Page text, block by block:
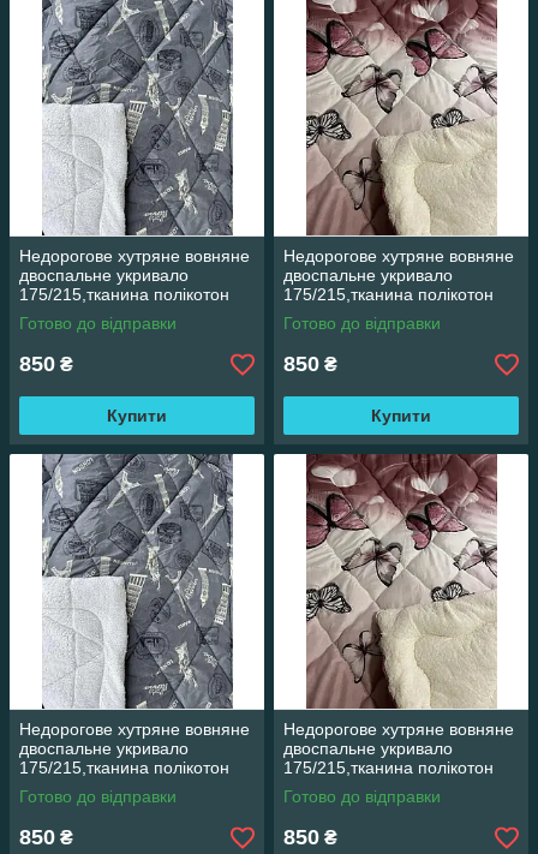
Недорогове хутряне вовняне
двоспальне укривало
175/215,тканина полікотон
Готово до відправки
850 ₴
Купити
Недорогове хутряне вовняне
двоспальне укривало
175/215,тканина полікотон
Готово до відправки
850 ₴
Купити
Недорогове хутряне вовняне
двоспальне укривало
175/215,тканина полікотон
Готово до відправки
850 ₴
Недорогове хутряне вовняне
двоспальне укривало
175/215,тканина полікотон
Готово до відправки
850 ₴